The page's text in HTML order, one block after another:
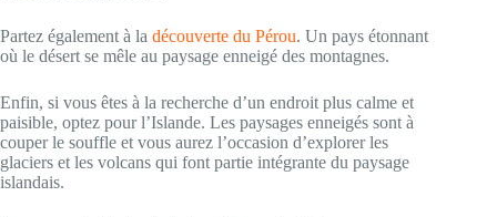
Partez également à la découverte du Pérou. Un pays étonnant
où le désert se mêle au paysage enneigé des montagnes.
Enfin, si vous êtes à la recherche d’un endroit plus calme et
paisible, optez pour l’Islande. Les paysages enneigés sont à
couper le souffle et vous aurez l’occasion d’explorer les
glaciers et les volcans qui font partie intégrante du paysage
islandais.